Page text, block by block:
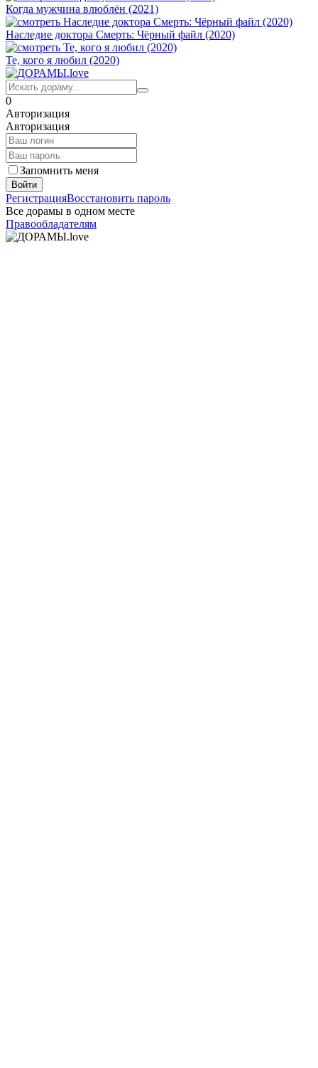
Когда мужчина влюблён (2021)
Наследие доктора Смерть: Чёрный файл (2020)
Те, кого я любил (2020)
0
Авторизация
Авторизация
Запомнить меня
Войти
РегистрацияВосстановить пароль
Все дорамы в одном месте
Правообладателям